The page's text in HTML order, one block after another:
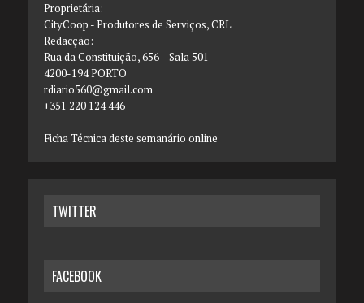
Proprietária:
CityCoop - Produtores de Serviços, CRL
Redacção:
Rua da Constituição, 656 – Sala 501
4200-194 PORTO
rdiario560@gmail.com
+351 220 124 446
Ficha Técnica deste semanário online
TWITTER
FACEBOOK